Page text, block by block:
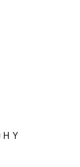
H Y